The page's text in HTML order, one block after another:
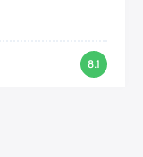
8.1